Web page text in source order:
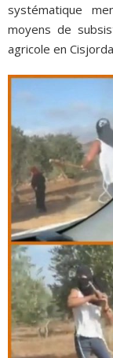
systématique
moyens de
agricole en